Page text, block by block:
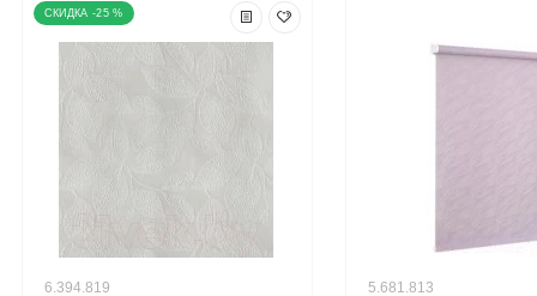
-25 %
6.394.819 5.681.813